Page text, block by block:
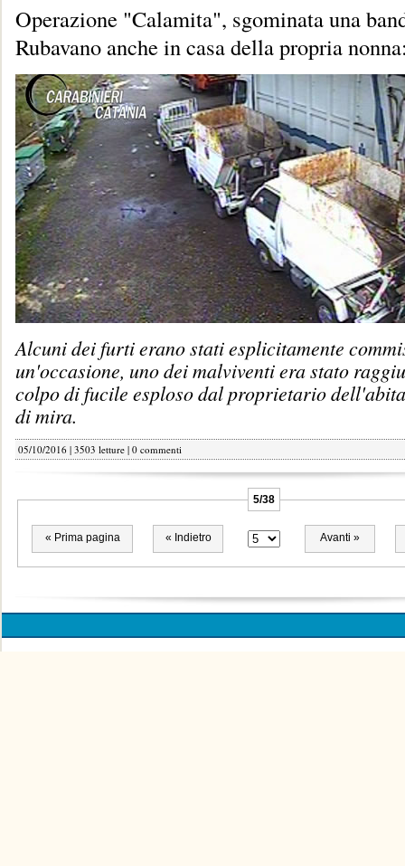
Operazione "Calamita", sgominata una
Rubavano anche in casa della propria
Alcuni dei furti erano stati esplicitamente
un'occasione, uno dei malviventi era stato
colpo di fucile esploso dal proprietario
di mira.
05/10/2016 | 3503 letture | 0 commenti
5/38
« Prima pagina « Indietro Avanti »